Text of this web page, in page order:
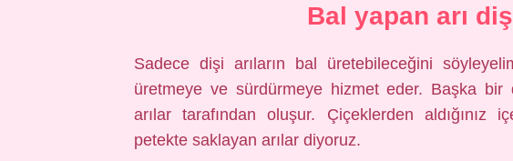
Bal yapan arı
Sadece dişi arıların bal üretebileceğini
üretmeye ve sürdürmeye hizmet eder. Başka
arılar tarafından oluşur. Çiçeklerden aldığınız
petekte saklayan arılar diyoruz.